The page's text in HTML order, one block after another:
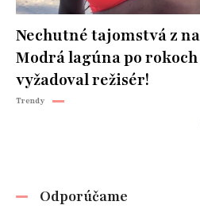
Nechutné tajomstvá z
Modrá lagúna po rokoch
vyžadoval režisér!
Trendy
Odporúčame